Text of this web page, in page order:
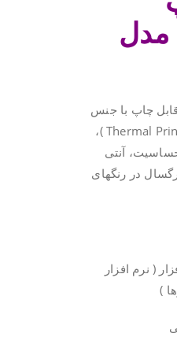
مدل
چاپ با جنس
چاپ حرارتی ( Thermal Printable Wristband )،
آنتی
در رنگهای
( نرم افزار
)